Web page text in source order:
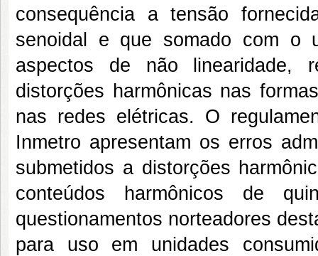
consequência a tensão
senoidal e que somado com o
aspectos de não linearidade,
distorções harmônicas nas
nas redes elétricas. O
Inmetro apresentam os erros
submetidos a distorções
conteúdos harmônicos de
questionamentos norteadores
para uso em unidades